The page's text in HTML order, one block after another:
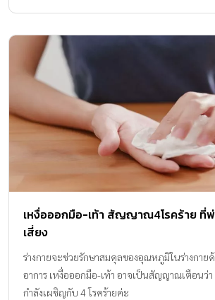
เหงื่อออกมือ-เท้า สัญญาณ4โรคร้าย ที่
เสี่ยง
ร่างกายจะช่วยรักษาสมดุลของอุณหภูมิในร่างกาย
อาการ เหงื่อออกมือ-เท้า อาจเป็นสัญญาณเตือน
กำลังเผชิญกับ 4 โรคร้ายค่ะ